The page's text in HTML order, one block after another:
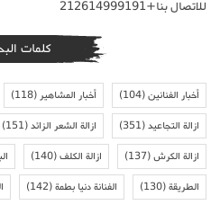
للاتصال بنا+212614999191
كلمات
أخبار الفنانين(104) أخبار المشاهير(118)
ازالة التجاعيد(351) ازالة الشعر الزائد(151)
ازالة الكرش(137) ازالة الكلف(140)
الطريقة(130) الفنانة دنيا بطمة(142)